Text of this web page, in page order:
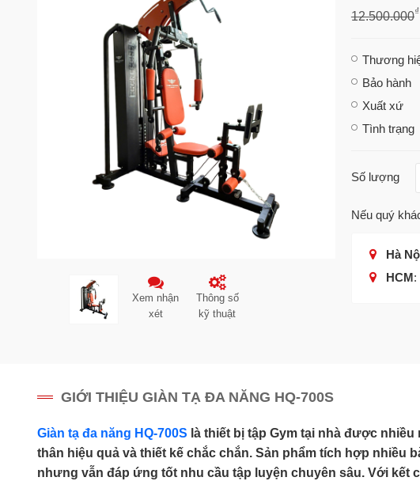
Xem nhận
xét
Thông số
kỹ thuật
12.500.000₫
Thương
Bảo hành
Xuất xứ
Tình trạng
Số lượng
Nếu quý
Hà
HCM:
GIỚI THIỆU GIÀN TẠ ĐA NĂNG HQ-700S
Giàn tạ đa năng HQ-700S là thiết bị tập Gym tại nhà được
thân hiệu quả và thiết kế chắc chắn. Sản phẩm tích hợp nhiều
nhưng vẫn đáp ứng tốt nhu cầu tập luyện chuyên sâu. Với kết